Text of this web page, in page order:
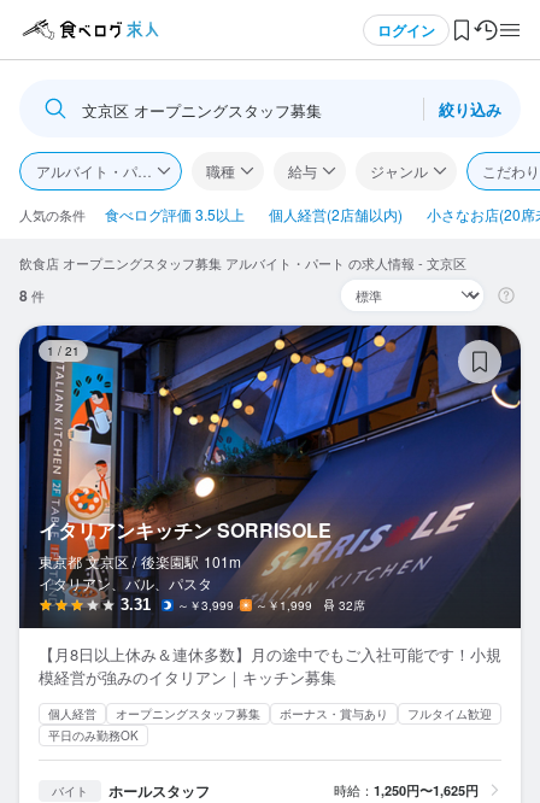
ログイン
ログイン・無料会員登録
食べログ求人TOP
求人検索
閲覧履歴
気になる求人
検索履歴・保存した条件
応募履歴
WEB履歴書
スカウト・メルマガ受信設定
ヘルプ・お問い合わせフォーム
文京区 オープニングスタッフ募集 絞り込み
アルバイト・パート 職種 給与 ジャンル こだわ
人気の条件 食べログ評価 3.5以上 個人経営(2店舗以内) 小さなお店(20席
飲食店 オープニングスタッフ募集 アルバイト・パート の求人情報 - 文京区
8件
1 / 21
イタリアンキッチン SORRISOLE
東京都 文京区 / 後楽園駅 101m
イタリアン、バル、パスタ
3.31 ～￥3,999 ～￥1,999 32席
【月8日以上休み＆連休多数】月の途中でもご入社可能です！小規
模経営が強みのイタリアン｜キッチン募集
個人経営 オープニングスタッフ募集 ボーナス・賞与あり
フルタイム歓迎
平日のみ勤務OK
バイト ホールスタッフ 時給： 1,250円〜1,625円